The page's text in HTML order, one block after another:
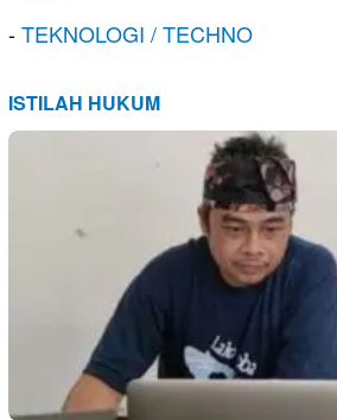
-TEKNOLOGI / TECHNO
ISTILAH HUKUM